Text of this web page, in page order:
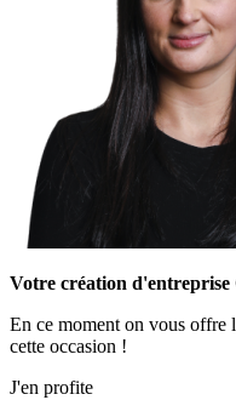
Votre création
En ce moment on vous offre
cette occasion !
J'en profite